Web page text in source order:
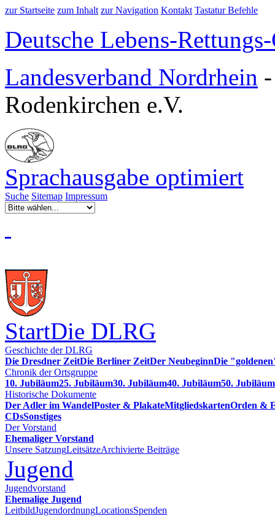
zur Startseite zum Inhalt zur Navigation Kontakt Tastatur Befehle
Deutsche Lebens-
Landesverband Nordrhein
Rodenkirchen e.V.
Sprachausgabe optimiert
Suche Sitemap Impressum
StartDie DLRG
Geschichte der DLRG
Die Dresdner ZeitDie Berliner ZeitDer NeubeginnDie
Chronik der Ortsgruppe
10. Jubiläum25. Jubiläum30. Jubiläum40. Jubiläum50. Jubiläum
Historische Dokumente
Der Adler im WandelPoster & PlakateMitgliedskartenOrden &
CDsSonstiges
Der Vorstand
Ehemaliger Vorstand
Unsere SatzungLeitsätzeArchivierte Beiträge
Jugend
Jugendvorstand
Ehemalige Jugend
LeitbildJugendordnungLocationsSpenden